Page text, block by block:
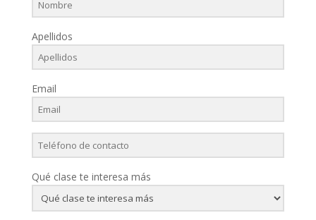
Apellidos
Email
Qué clase te interesa más